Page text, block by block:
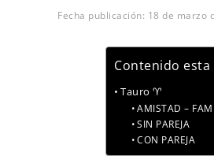
Fecha publicación: 18 de marzo
Contenido
Tauro ♈
AMISTAD –
SIN PAREJA
CON PAREJA